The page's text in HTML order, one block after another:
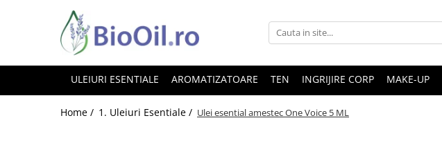
ULEIURI ESENTIALE AROMATIZATOARE TEN INGRIJIRE CORP MAKE-UP
Home / 1. Uleiuri Esentiale / Ulei esential amestec One Voice 5 ML